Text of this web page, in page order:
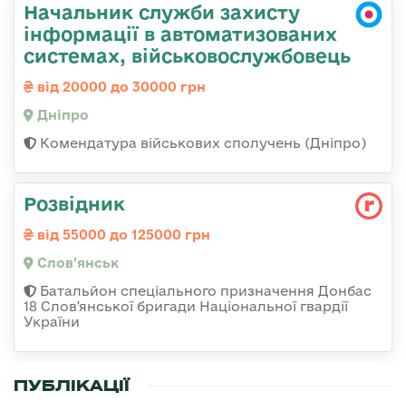
Начальник служби захисту
інформації в автоматизованих
системах, військовослужбовець
від 20000 до 30000 грн
Дніпро
Комендатура військових сполучень (Дніпро)
Розвідник
від 55000 до 125000 грн
Слов'янськ
Батальйон спеціального призначення Донбас
18 Слов'янської бригади Національної гвардії
України
ПУБЛІКАЦІЇ